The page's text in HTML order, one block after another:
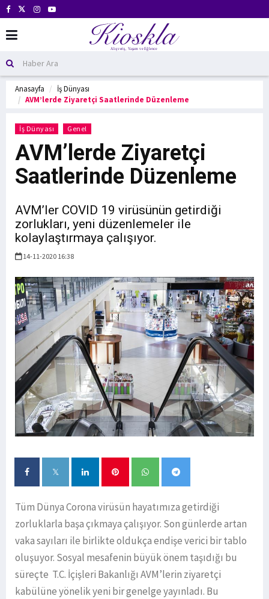
Anasayfa
İş Dünyası
AVM’lerde Ziyaretçi Saatlerinde Düzenleme
İş Dünyası Genel
AVM’lerde Ziyaretçi
Saatlerinde Düzenleme
AVM’ler COVID 19 virüsünün getirdiği
zorlukları, yeni düzenlemeler ile
kolaylaştırmaya çalışıyor.
14-11-2020 16:38
Tüm Dünya Corona virüsün hayatımıza getirdiği
zorluklarla başa çıkmaya çalışıyor. Son günlerde artan
vaka sayıları ile birlikte oldukça endişe verici bir tablo
oluşuyor. Sosyal mesafenin büyük önem taşıdığı bu
süreçte T.C. İçişleri Bakanlığı AVM’lerin ziyaretçi
kabülüne yönelik yeni bir genelge yayınladı. Bu